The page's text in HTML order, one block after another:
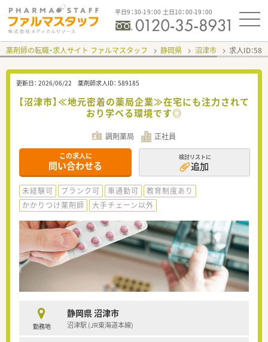
平日9：30-19：00 土日10：00-19：00
薬剤師の転職・求人サイト ファルマスタッフ 静岡県 沼津市 求人ID：
更新日： 2026/06/22 薬剤師求人ID： 589185
【沼津市】≪地元密着の薬局企業≫在宅にも注力されて
おり学べる環境です◎
調剤薬局 正社員
この求人に
問い合わせる
検討リストに
追加
未経験可 ブランク可 車通勤可
教育制度あり
かかりつけ薬剤師
大手チェーン以外
勤務地
静岡県 沼津市
沼津駅 (JR東海道本線)